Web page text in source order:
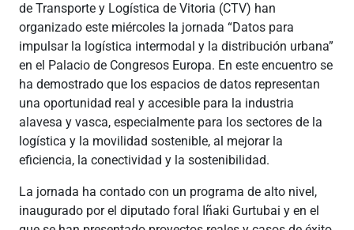
de Transporte y Logística de Vitoria (CTV) han
organizado este miércoles la jornada “Datos para
impulsar la logística intermodal y la distribución urbana”
en el Palacio de Congresos Europa. En este encuentro se
ha demostrado que los espacios de datos representan
una oportunidad real y accesible para la industria
alavesa y vasca, especialmente para los sectores de la
logística y la movilidad sostenible, al mejorar la
eficiencia, la conectividad y la sostenibilidad.
La jornada ha contado con un programa de alto nivel,
inaugurado por el diputado foral Iñaki Gurtubai y en el